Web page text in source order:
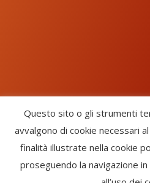
Chorus Inside - International Choral
Settore · CF: 93058420691
CHORUS INSIDE ® TRADE MARK
Questo sito o gli strumenti
avvalgono di cookie necessari
finalità illustrate nella cookie
proseguendo la navigazione